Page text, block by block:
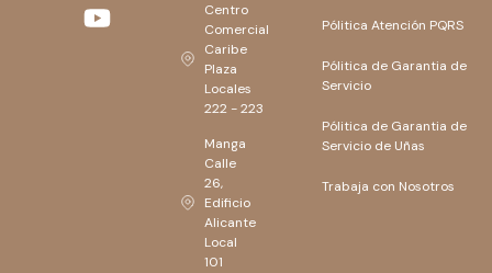
Centro
Comercial
Caribe
Plaza
Locales
222 - 223
Manga
Calle
26,
Edificio
Alicante
Local
101
Pólitica Atención PQRS
Pólitica de Garantia de
Servicio
Pólitica de Garantia de
Servicio de Uñas
Trabaja con Nosotros